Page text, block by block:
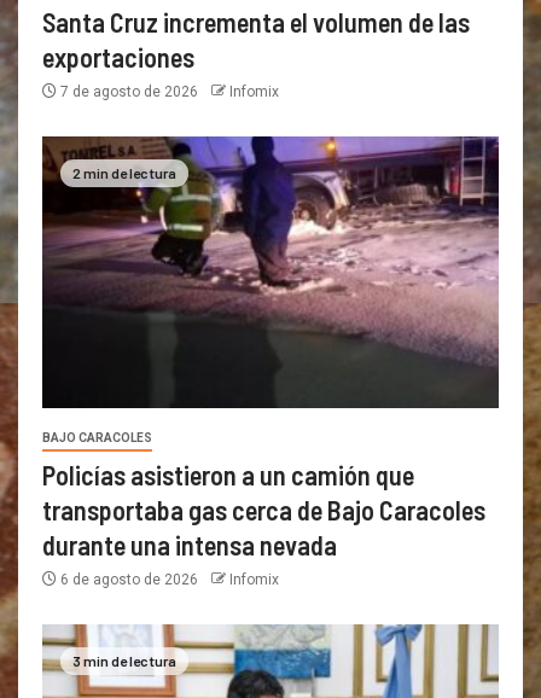
Santa Cruz incrementa el volumen de las
exportaciones
7 de agosto de 2026 Infomix
2 min de lectura
BAJO CARACOLES
Policías asistieron a un camión que
transportaba gas cerca de Bajo Caracoles
durante una intensa nevada
6 de agosto de 2026 Infomix
3 min de lectura